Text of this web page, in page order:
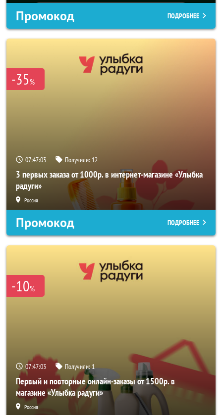
Промокод ПОДРОБНЕЕ
-35%
07:47:03 Получили: 12
3 первых заказа от 1000р. в интернет-магазине «Улыбка
радуги»
Россия
Промокод ПОДРОБНЕЕ
-10%
07:47:03 Получили:1
Первый и повторные онлайн-заказы от 1500р. в
магазине «Улыбка радуги»
Россия